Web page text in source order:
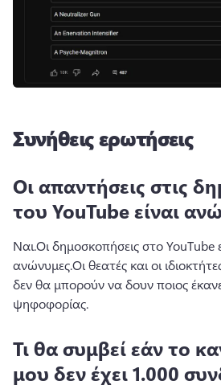
Συνήθεις ερωτήσεις
Οι απαντήσεις στις
του YouTube είναι
Ναι.Οι δημοσκοπήσεις στο YouTube
ανώνυμες.Οι θεατές και οι
δεν θα μπορούν να δουν ποιος
ψηφοφορίας.
Τι θα συμβεί εάν το
μου δεν έχει 1.000